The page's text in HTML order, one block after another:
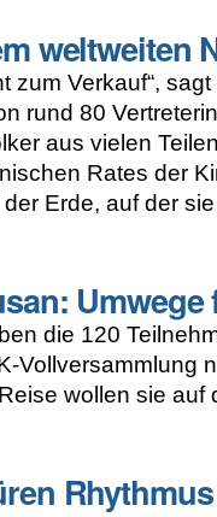
weltweiten
zum Verkauf“,
rund 80
aus vielen
Rates der
Erde, auf der
die 120
Vollversammlung
wollen sie